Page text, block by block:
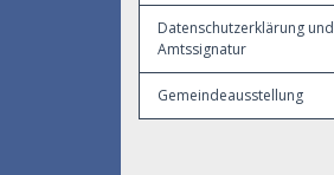
Datenschutzerklärung und
Amtssignatur
Gemeindeausstellung